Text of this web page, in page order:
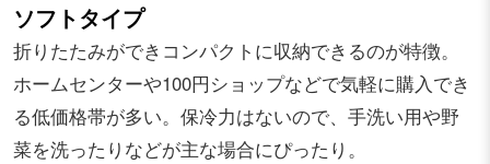
ソフトタイプ
折りたたみができコンパクトに収納できるのが特徴。
ホームセンターや100円ショップなどで気軽に購入でき
る低価格帯が多い。保冷力はないので、手洗い用や野
菜を洗ったりなどが主な場合にぴったり。